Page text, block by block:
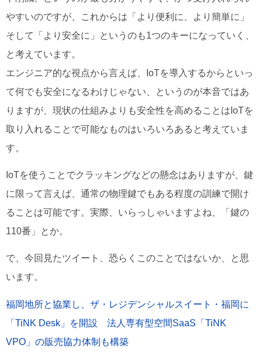
やすいのですが、これからは「より便利に、より簡単に」
そして「より安全に」というのも1つのキーになっていく、
と考えています。
エンジニア的な視点から言えば、IoTを導入するからといっ
て何でも安全になるわけじゃない、というのが本音ではあ
りますが、現状の仕組みよりも安全性を高めることはIoTを
取り入れることで可能なものはいろいろあると考えていま
す。
IoTを使うことでクラッキングなどの懸念はありますが、鍵
に限って言えば、通常の物理鍵でもある程度の訓練で開け
ることは可能です。実際、いらっしゃいますよね、「鍵の
110番」とか。
で、今回見たツイート、恐らくこのことではないか、と思
います。
福岡地所と協業し、ザ・レジデンシャルスイート・福岡に
「TiNK Desk」を開設 法人専有型空間SaaS「TiNK
VPO」の販売協力体制も構築